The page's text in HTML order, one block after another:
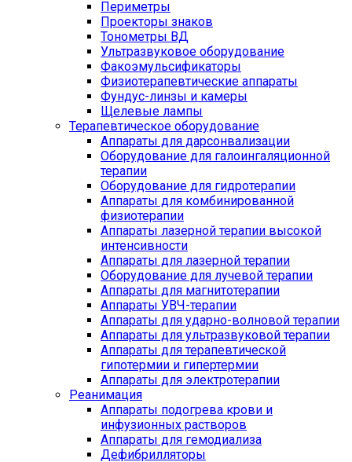
Периметры
Проекторы знаков
Тонометры ВД
Ультразвуковое оборудование
Факоэмульсификаторы
Физиотерапевтические аппараты
Фундус-линзы и камеры
Щелевые лампы
Терапевтическое оборудование
Аппараты для дарсонвализации
Оборудование для галоингаляционной
терапии
Оборудование для гидротерапии
Аппараты для комбинированной
физиотерапии
Аппараты лазерной терапии высокой
интенсивности
Аппараты для лазерной терапии
Оборудование для лучевой терапии
Аппараты для магнитотерапии
Аппараты УВЧ-терапии
Аппараты для ударно-волновой терапии
Аппараты для ультразвуковой терапии
Аппараты для терапевтической
гипотермии и гипертермии
Аппараты для электротерапии
Реанимация
Аппараты подогрева крови и
инфузионных растворов
Аппараты для гемодиализа
Дефибрилляторы